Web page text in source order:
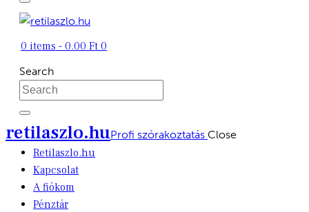
0 items - 0.00 Ft 0
Search
retilaszlo.huProfi szórakoztatás Close
Retilaszlo.hu
Kapcsolat
A fiókom
Pénztár